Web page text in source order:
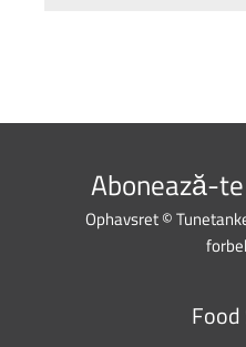
Abonează-
Ophavsret ©